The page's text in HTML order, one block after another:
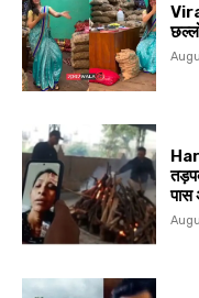
पास